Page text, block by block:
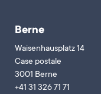
Berne
Waisenhausplatz 14
Case postale
3001 Berne
+41 31 326 71 71